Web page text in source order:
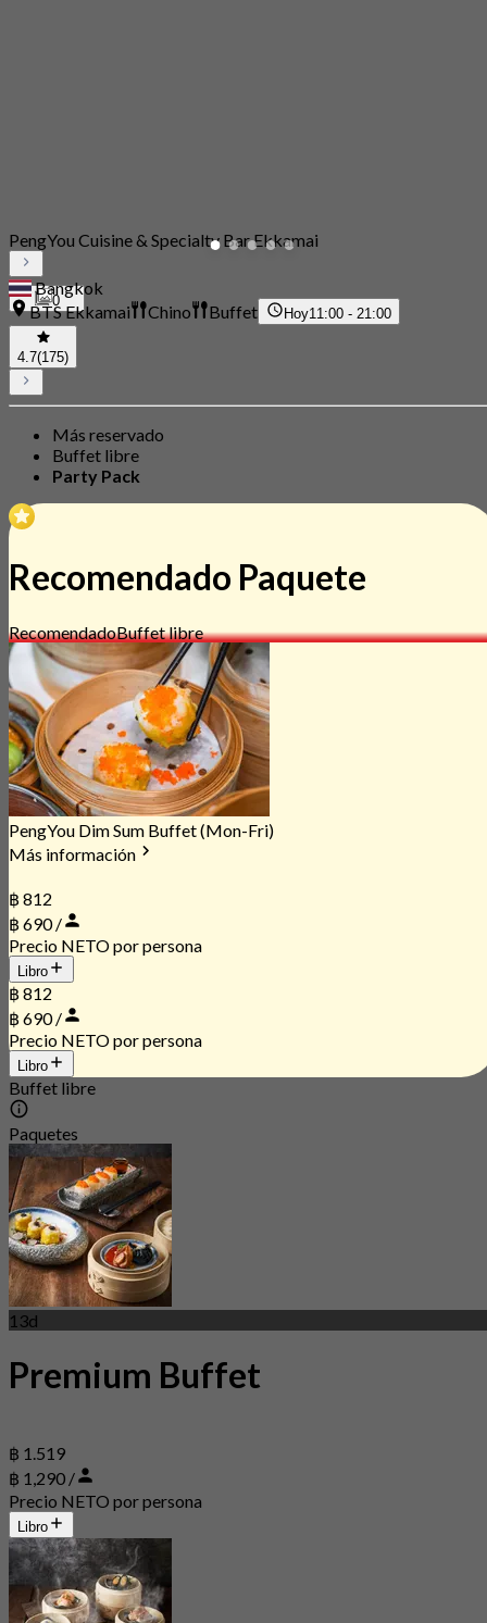
0
PengYou Cuisine & Specialty Bar Ekkamai
Bangkok
BTS Ekkamai
Chino Buffet Hoy11:00 - 21:00
4.7(175)
Más reservado
Buffet libre
Party Pack
Recomendado Paquete
RecomendadoBuffet libre
PengYou Dim Sum Buffet (Mon-Fri)
Más información
฿ 812
฿ 690 /
Precio NETO por persona
Libro
฿ 812
฿ 690 /
Precio NETO por persona
Libro
Buffet libre
Paquetes
13d
Premium Buffet
฿ 1.519
฿ 1,290 /
Precio NETO por persona
Libro